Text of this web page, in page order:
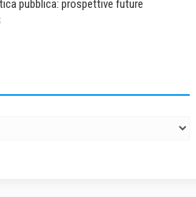
pubblica: prospettive future